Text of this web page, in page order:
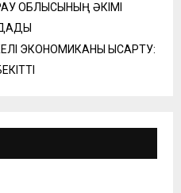
ОБЛЫСЫНЫҢ ӘКІМІ
ЭКОНОМИКАНЫ ҚЫСҚАРТУ: